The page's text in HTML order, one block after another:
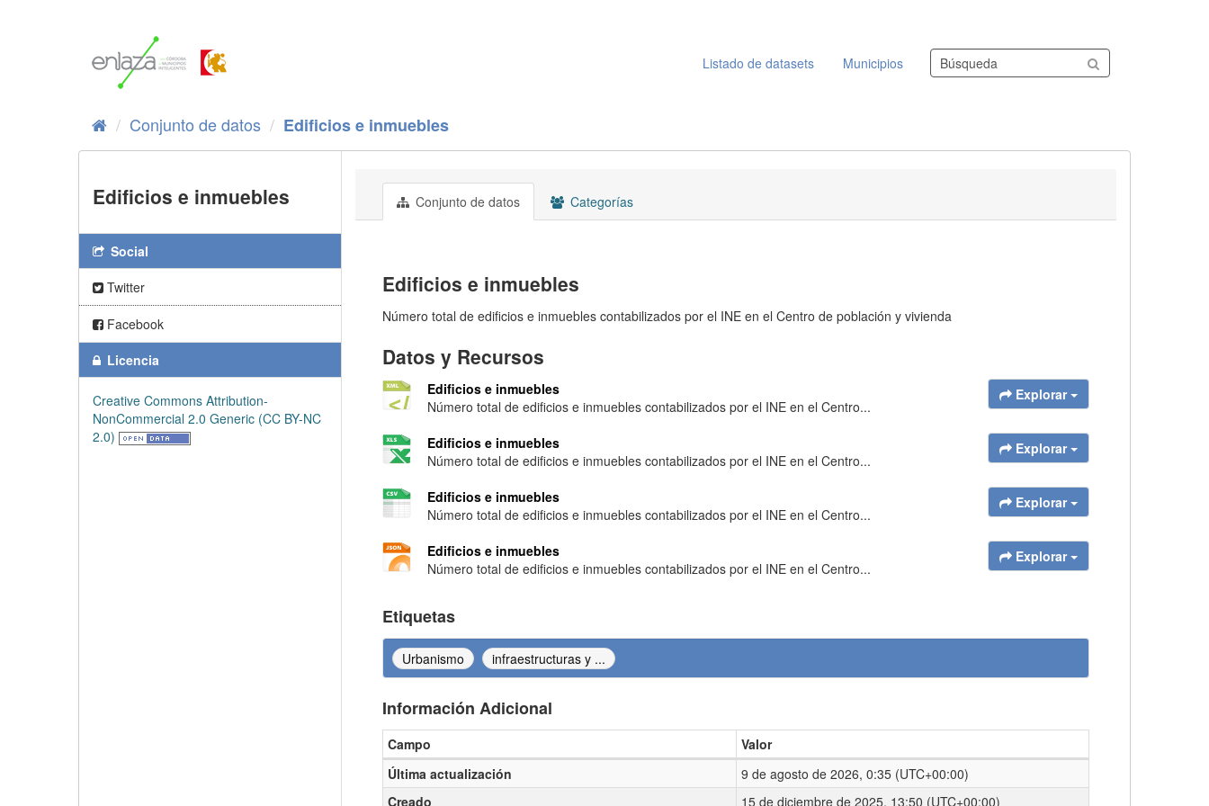
Listado de datasets
Municipios Buscar conjuntos de datos
Conjunto de datos Edificios e inmuebles
Edificios e inmuebles
Social
Twitter
Facebook
Licencia
Creative Commons Attribution-
NonCommercial 2.0 Generic (CC BY-NC
2.0)
Conjunto de datos Categorías
Edificios e inmuebles
Número total de edificios e inmuebles contabilizados por el INE en el Centro de población y vivienda
Datos y Recursos
Edificios e inmuebles
Número total de edificios e inmuebles contabilizados por el INE en el Centro...
Explorar
Edificios e inmuebles
Número total de edificios e inmuebles contabilizados por el INE en el Centro...
Explorar
Edificios e inmuebles
Número total de edificios e inmuebles contabilizados por el INE en el Centro...
Explorar
Edificios e inmuebles
Número total de edificios e inmuebles contabilizados por el INE en el Centro...
Explorar
Etiquetas
Urbanismo infraestructuras y ...
Información Adicional
Información Adicional
Campo
Valor
Última actualización
9 de agosto de 2026, 0:35 (UTC+00:00)
Creado
15 de diciembre de 2025, 13:50 (UTC+00:00)